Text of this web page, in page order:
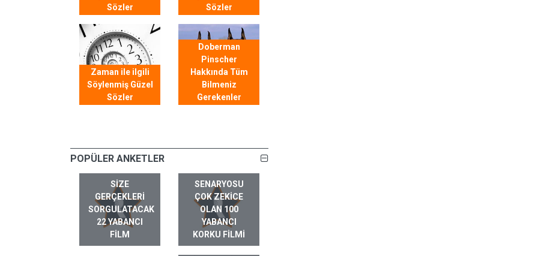
Sözler
Sözler
Zaman ile ilgili
Söylenmiş Güzel
Sözler
Doberman
Pinscher
Hakkında Tüm
Bilmeniz
Gerekenler
POPÜLER ANKETLER
SIZE
GERÇEKLERI
SORGULATACAK
22 YABANCI
FILM
SENARYOSU
ÇOK ZEKICE
OLAN 100
YABANCI
KORKU FILMI
GERÇEK HAYAT